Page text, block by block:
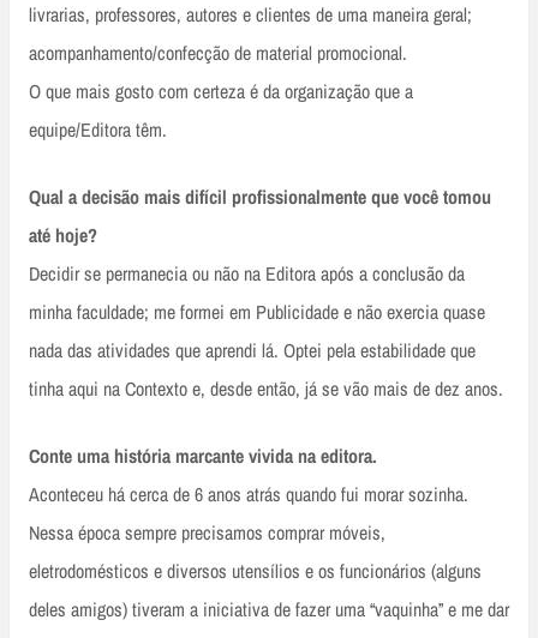
livrarias, professores, autores e clientes de uma maneira geral;
acompanhamento/confecção de material promocional.
O que mais gosto com certeza é da organização que a
equipe/Editora têm.
Qual a decisão mais difícil profissionalmente que você tomou
até hoje?
Decidir se permanecia ou não na Editora após a conclusão da
minha faculdade; me formei em Publicidade e não exercia quase
nada das atividades que aprendi lá. Optei pela estabilidade que
tinha aqui na Contexto e, desde então, já se vão mais de dez anos.
Conte uma história marcante vivida na editora.
Aconteceu há cerca de 6 anos atrás quando fui morar sozinha.
Nessa época sempre precisamos comprar móveis,
eletrodomésticos e diversos utensílios e os funcionários (alguns
deles amigos) tiveram a iniciativa de fazer uma “vaquinha” e me dar